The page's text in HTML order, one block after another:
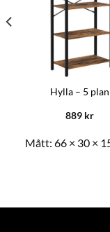
Hylla – 5 plan
889 kr
Mått: 66 × 30 ×